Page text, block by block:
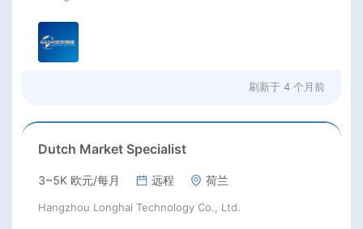
刷新于 4 个月前
Dutch Market Specialist
3~5K 欧元/每月 远程 荷兰
Hangzhou Longhai Technology Co., Ltd.